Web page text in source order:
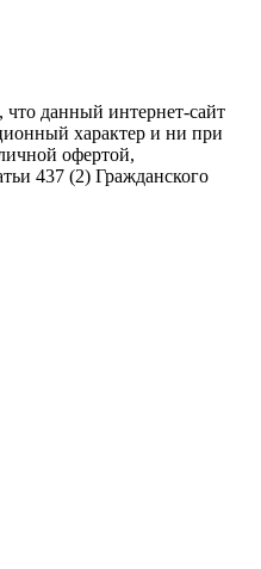
данный интернет-сайт
характер и ни при
офертой,
437 (2) Гражданского